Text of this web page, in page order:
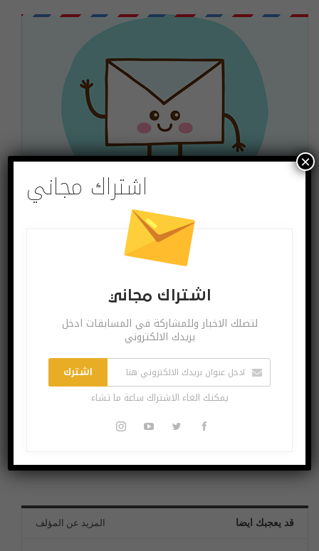
اشتراك مجاني
لتصلك الاخبار وللمشاركة في المسابقات ادخل بريدك
الالكتروني
يمكنك الغاء الاشتراك ساعة ما تشاء
البوست السابق
Messenger!
البوست القادم
خدمات روسيا؟
قد يعجبك ايضا المزيد عن المؤلف
اشتراك مجاني
اشتراك مجاني
لتصلك الاخبار وللمشاركة في المسابقات ادخل
بريدك الالكتروني
اشترك
يمكنك الغاء الاشتراك ساعة ما تشاء
×